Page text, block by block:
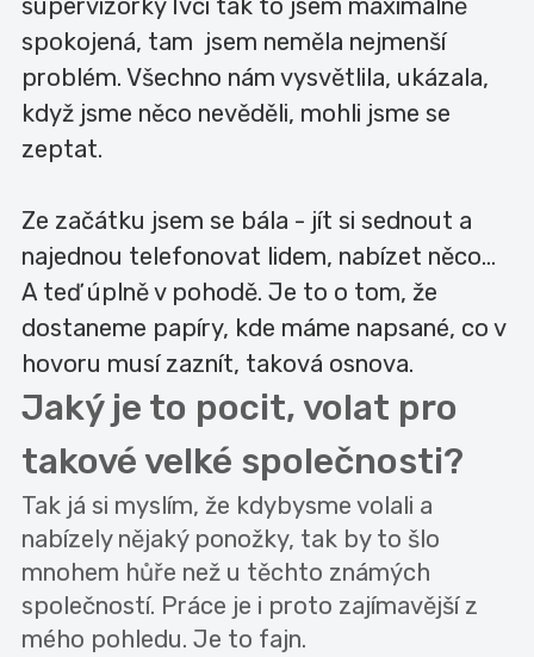
supervizorky Ivči tak to jsem maximálně
spokojená, tam jsem neměla nejmenší
problém. Všechno nám vysvětlila, ukázala,
když jsme něco nevěděli, mohli jsme se
zeptat.
Ze začátku jsem se bála - jít si sednout a
najednou telefonovat lidem, nabízet něco...
A teď úplně v pohodě. Je to o tom, že
dostaneme papíry, kde máme napsané, co v
hovoru musí zaznít, taková osnova.
Jaký je to pocit, volat pro
takové velké společnosti?
Tak já si myslím, že kdybysme volali a
nabízely nějaký ponožky, tak by to šlo
mnohem hůře než u těchto známých
společností. Práce je i proto zajímavější z
mého pohledu. Je to fajn.